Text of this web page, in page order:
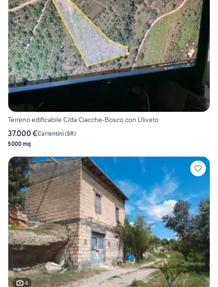
Terreno edificabile C/da Ciacche-Bosco con Uliveto
37.000 €Carlentini(SR)
5000 mq
4